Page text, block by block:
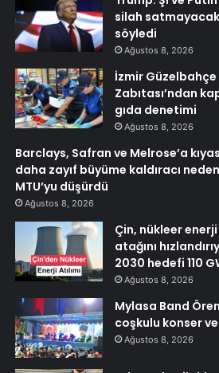
silah
söyledi
Ağustos 8, 2026
İzmir Güzelbahçe
Zabıtası’ndan
gıda denetimi
Ağustos 8, 2026
Barclays, Safran ve Melrose’a
daha zayıf büyüme kaldıracı
MTU’yu düşürdü
Ağustos 8, 2026
Çin, nükleer enerji
atağını
2030 hedefi 110
Ağustos 8, 2026
Mylasa Band
coşkulu konser
Ağustos 8, 2026